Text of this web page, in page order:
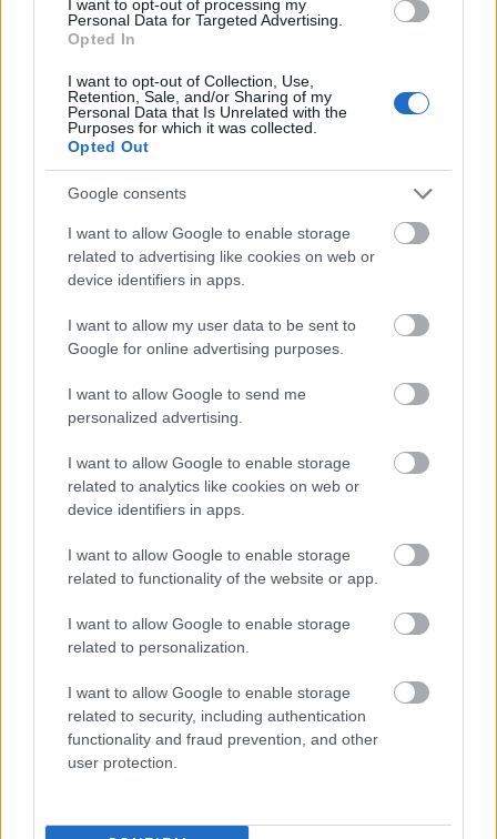
I want to opt-out of processing my
Personal Data for Targeted Advertising.
Opted In
I want to opt-out of Collection, Use,
Retention, Sale, and/or Sharing of my
Personal Data that Is Unrelated with the
Purposes for which it was collected.
Opted Out
Google consents
I want to allow Google to enable storage
related to advertising like cookies on web or
device identifiers in apps.
I want to allow my user data to be sent to
Google for online advertising purposes.
I want to allow Google to send me
personalized advertising.
I want to allow Google to enable storage
related to analytics like cookies on web or
device identifiers in apps.
I want to allow Google to enable storage
related to functionality of the website or app.
I want to allow Google to enable storage
related to personalization.
I want to allow Google to enable storage
related to security, including authentication
functionality and fraud prevention, and other
user protection.
iskolaépítés oktatási beruházás
református iskoláját
A Szőnyi Benjámin Általános Iskola fejlesztését a FERROÉP
kivitelezheti; a munkák csaknem egy évig tartanak majd.
Látványos építési szakasz indult be a
Paks II.: Mit jelent az 5. blokk új
mérföldköve a felülvizsgálat
árnyékában?
Elkészült a Liszt Ferenc repülőtér